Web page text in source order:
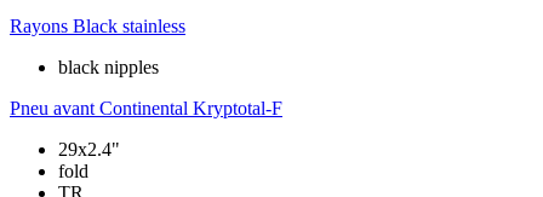
Rayons Black stainless
black nipples
Pneu avant Continental Kryptotal-F
29x2.4"
fold
TR